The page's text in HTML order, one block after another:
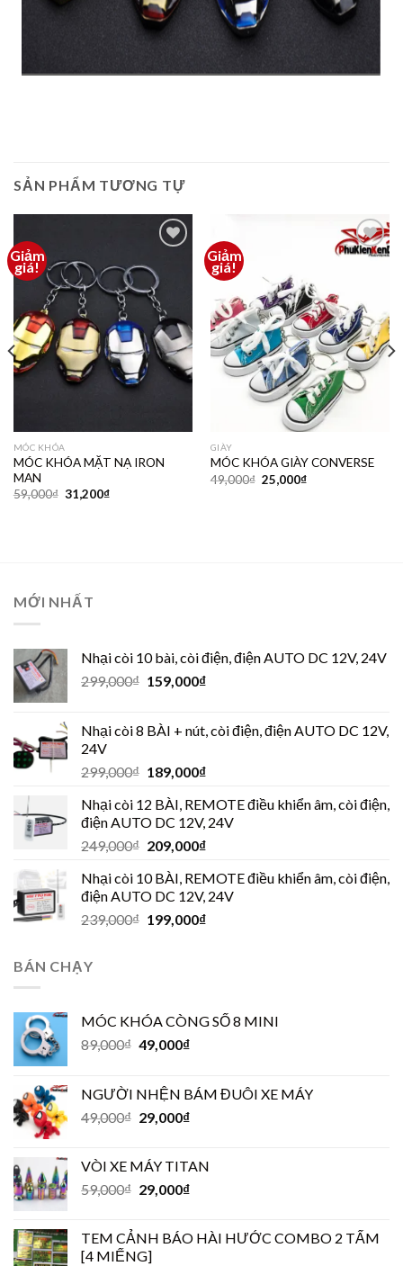
SẢN PHẨM TƯƠNG TỰ
Giảm
giá!
MÓC KHÓA
MÓC KHÓA MẶT NẠ IRON
MAN
59,000₫ 31,200₫
Giảm
giá!
Thêm
GIÀY
MÓC KHÓA GIÀY CONVERSE
49,000₫ 25,000₫
MỚI NHẤT
Nhại còi 10 bài, còi điện, điện AUTO DC 12V, 24V
299,000₫ 159,000₫
Nhại còi 8 BÀI + nút, còi điện, điện AUTO DC 12V,
24V
299,000₫ 189,000₫
Nhại còi 12 BÀI, REMOTE điều khiển âm, còi điện,
điện AUTO DC 12V, 24V
249,000₫ 209,000₫
Nhại còi 10 BÀI, REMOTE điều khiển âm, còi điện,
điện AUTO DC 12V, 24V
239,000₫ 199,000₫
BÁN CHẠY
MÓC KHÓA CÒNG SỐ 8 MINI
89,000₫ 49,000₫
NGƯỜI NHỆN BÁM ĐUÔI XE MÁY
49,000₫ 29,000₫
VÒI XE MÁY TITAN
59,000₫ 29,000₫
TEM CẢNH BÁO HÀI HƯỚC COMBO 2 TẤM
[4 MIẾNG]